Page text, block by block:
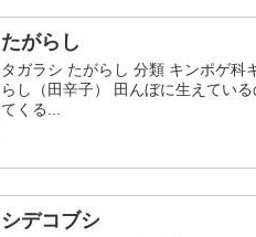
たがらし
タガラシ たがらし 分類 キンポゲ
らし（田辛子） 田んぼに生えてい
てくる...
シデコブシ